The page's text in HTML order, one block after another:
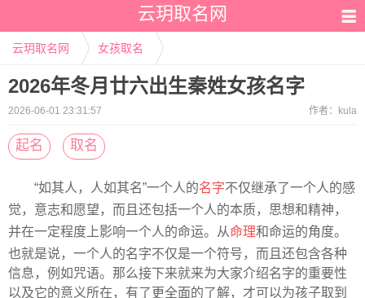
云玥取名网
云玥取名网 女孩取名
2026年冬月廿六出生秦姓女孩名字
2026-06-01 23:31:57 作者： kula
起名 取名
“如其人，人如其名”一个人的名字不仅继承了一个人的感
觉，意志和愿望，而且还包括一个人的本质，思想和精神，
并在一定程度上影响一个人的命运。从命理和命运的角度。
也就是说，一个人的名字不仅是一个符号，而且还包含各种
信息，例如咒语。那么接下来就来为大家介绍名字的重要性
以及它的意义所在，有了更全面的了解，才可以为孩子取到